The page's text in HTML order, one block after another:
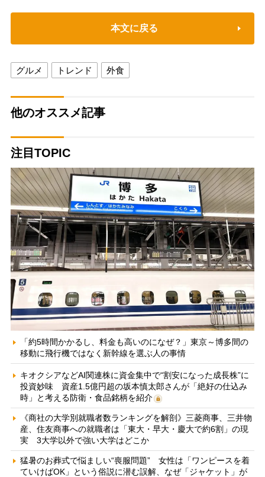
本文に戻る
グルメ トレンド 外食
他のオススメ記事
注目TOPIC
「約5時間かかるし、料金も高いのになぜ？」東京～博多間の
移動に飛行機ではなく新幹線を選ぶ人の事情
キオクシアなどAI関連株に資金集中で“割安になった成長株”に
投資妙味 資産1.5億円超の坂本慎太郎さんが「絶好の仕込み
時」と考える防衛・食品銘柄を紹介
《商社の大学別就職者数ランキングを解剖》三菱商事、三井物
産、住友商事への就職者は「東大・早大・慶大で約6割」の現
実 3大学以外で強い大学はどこか
猛暑のお葬式で悩ましい“喪服問題” 女性は「ワンピースを着
ていけばOK」という俗説に潜む誤解、なぜ「ジャケット」が